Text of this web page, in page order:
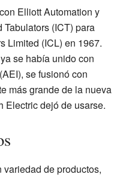
Elliott Automation y
(ICT) para
Limited (ICL) en 1967.
se había unido con
se fusionó con
más grande de la nueva
Electric dejó de usarse.
de productos,